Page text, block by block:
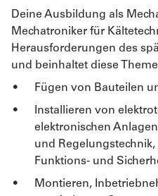
Deine Ausbildung als
Mechatroniker für
Herausforderungen des
und beinhaltet diese
Fügen von Bauteilen
Installieren von
elektronischen
und
Funktions- und
Montieren,